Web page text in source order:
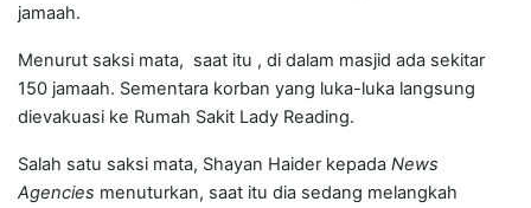
jamaah.
Menurut saksi mata, saat itu , di dalam masjid ada sekitar
150 jamaah. Sementara korban yang luka-luka langsung
dievakuasi ke Rumah Sakit Lady Reading.
Salah satu saksi mata, Shayan Haider kepada News
Agencies menuturkan, saat itu dia sedang melangkah